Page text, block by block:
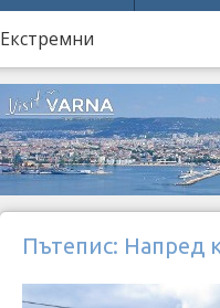
Eкстремни
Пътепис: Напред